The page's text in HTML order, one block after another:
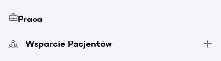
Praca
Wsparcie Pacjentów